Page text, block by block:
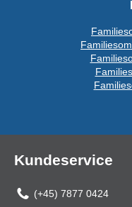
Kundeservice
(+45) 7877 0424